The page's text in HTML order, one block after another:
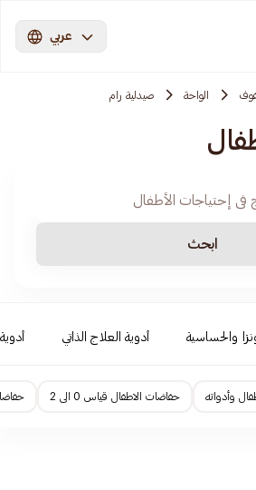
عربي
الواحة صيدلية رام
ابحث
والحساسية أدوية العلاج الذاتي
وأدواته حفاضات الاطفال قياس 0 الى 2